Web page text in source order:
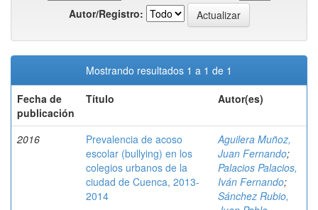
Autor/Registro:
Mostrando resultados 1 a 1 de 1
Fecha de
publicación
Título Autor(es)
2016
Prevalencia de acoso
escolar (bullying) en los
colegios urbanos de la
ciudad de Cuenca, 2013-
2014
Aguilera Muñoz,
Juan Fernando;
Palacios Palacios,
Iván Fernando;
Sánchez Rubio,